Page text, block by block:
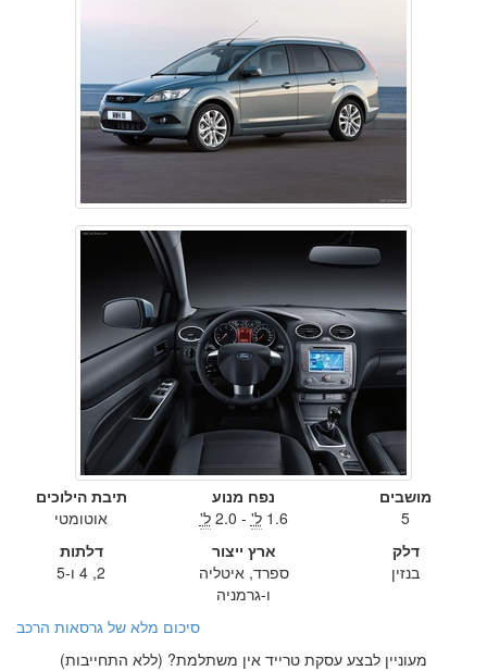
מושבים
5
נפח מנוע
1.6 ל' - 2.0 ל'
תיבת הילוכים
אוטומטי
דלק
בנזין
ארץ ייצור
ספרד, איטליה
ו-גרמניה
דלתות
2, 4 ו-5
סיכום מלא של גרסאות הרכב
מעוניין לבצע עסקת טרייד אין משתלמת? (ללא התחייבות)